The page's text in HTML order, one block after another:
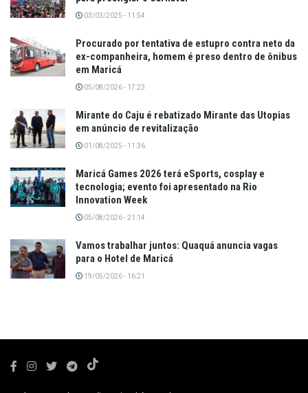
03/03/2025 - 11:54
Procurado por tentativa de estupro contra neto da
ex-companheira, homem é preso dentro de ônibus
em Maricá
05/08/2026 - 17:23
Mirante do Caju é rebatizado Mirante das Utopias
em anúncio de revitalização
01/08/2025 - 11:36
Maricá Games 2026 terá eSports, cosplay e
tecnologia; evento foi apresentado na Rio
Innovation Week
05/08/2026 - 21:14
Vamos trabalhar juntos: Quaquá anuncia vagas
para o Hotel de Maricá
19/05/2026 - 16:21